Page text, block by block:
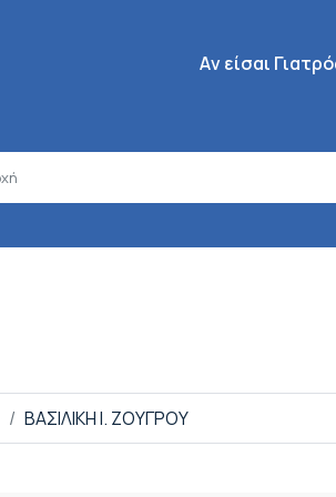
Κεντρική πλοήγηση
Aν είσαι
ΒΑΣΙΛΙΚΗ Ι. ΖΟΥΓΡΟΥ